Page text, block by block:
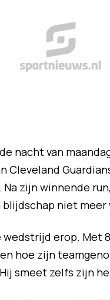
nacht van
Cleveland
zijn winnende
niet meer
wedstrijd erop. Met
hoe zijn
smeet zelfs zijn